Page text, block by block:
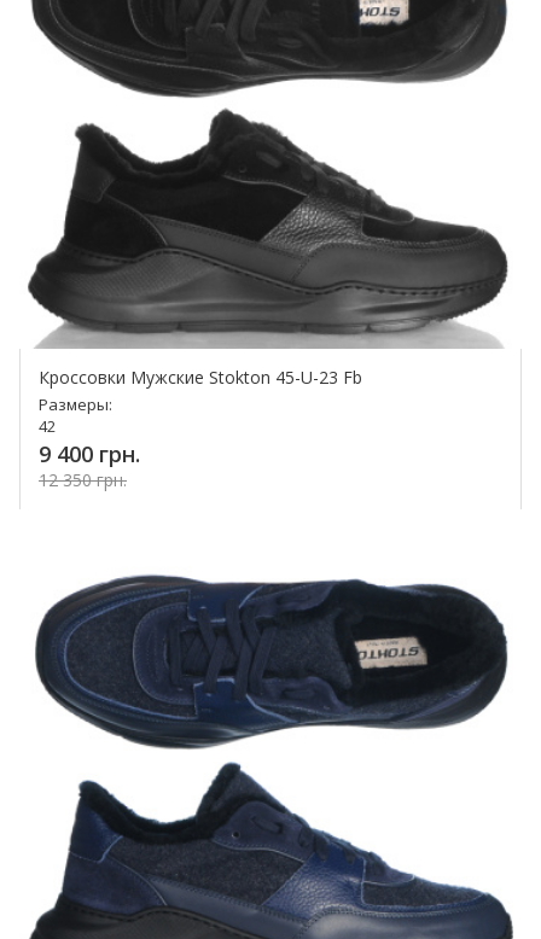
Кроссовки Мужские Stokton 45-U-23 Fb
Размеры:
42
9 400 грн.
12 350 грн.